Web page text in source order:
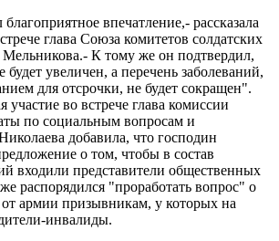
впечатление,- рассказала
глава Союза комитетов солдатских
К тому же он подтвердил,
будет увеличен, а перечень заболеваний,
для отсрочки, не будет сокращен".
во встрече глава комиссии
по социальным вопросам и
добавила, что господин
о том, чтобы в состав
входили представители общественных
распорядился "проработать вопрос" о
армии призывникам, у которых на
инвалиды.